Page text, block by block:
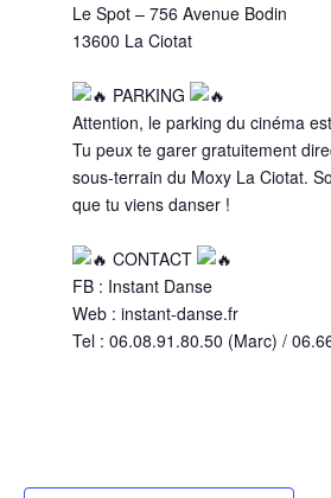
Le Spot – 756 Avenue Bodin
13600 La Ciotat
PARKING
Attention, le parking du cinéma
Tu peux te garer gratuitement
sous-terrain du Moxy La Ciotat.
que tu viens danser !
CONTACT
FB : Instant Danse
Web : instant-danse.fr
Tel : 06.08.91.80.50 (Marc) /